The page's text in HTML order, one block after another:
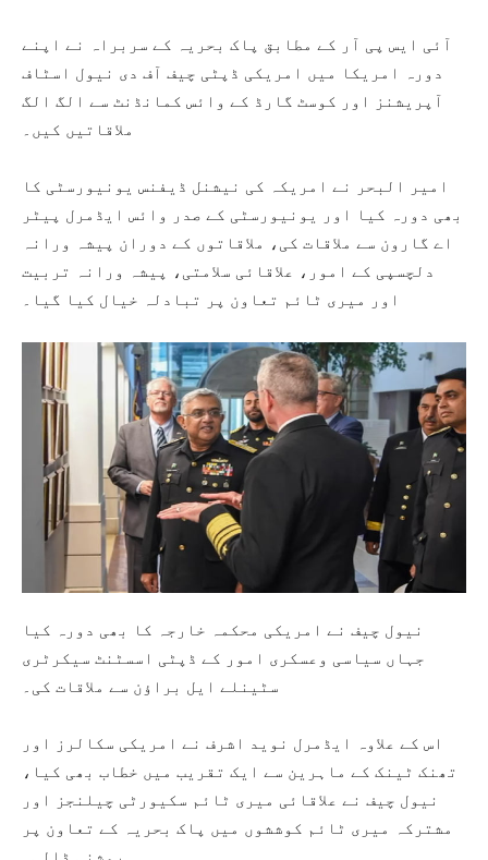
آئی ایس پی آر کے مطابق پاک بحریہ کے سربراہ نے اپنے
دورہ امریکا میں امریکی ڈپٹی چیف آف دی نیول اسٹاف
آپریشنز اور کوسٹ گارڈ کے وائس کمانڈنٹ سے الگ الگ
ملاقاتیں کیں۔
امیر البحر نے امریکہ کی نیشنل ڈیفنس یونیورسٹی کا
بھی دورہ کیا اور یونیورسٹی کے صدر وائس ایڈمرل پیٹر
اے گارون سے ملاقات کی، ملاقاتوں کے دوران پیشہ ورانہ
دلچسپی کے امور، علاقائی سلامتی، پیشہ ورانہ تربیت
اور میری ٹائم تعاون پر تبادلہ خیال کیا گیا۔
نیول چیف نے امریکی محکمہ خارجہ کا بھی دورہ کیا
جہاں سیاسی وعسکری امور کے ڈپٹی اسسٹنٹ سیکرٹری
سٹینلے ایل براؤن سے ملاقات کی۔
اس کے علاوہ ایڈمرل نوید اشرف نے امریکی سکالرز اور
تھنک ٹینک کے ماہرین سے ایک تقریب میں خطاب بھی کیا،
نیول چیف نے علاقائی میری ٹائم سکیورٹی چیلنجز اور
مشترکہ میری ٹائم کوششوں میں پاک بحریہ کے تعاون پر